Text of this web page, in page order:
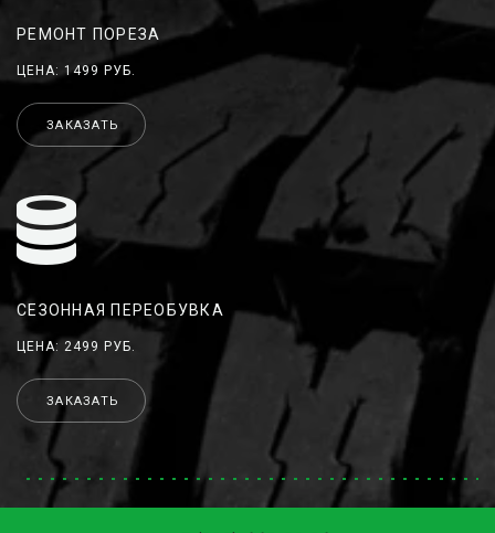
РЕМОНТ ПОРЕЗА
ЦЕНА: 1499 РУБ.
ЗАКАЗАТЬ
СЕЗОННАЯ ПЕРЕОБУВКА
ЦЕНА: 2499 РУБ.
ЗАКАЗАТЬ